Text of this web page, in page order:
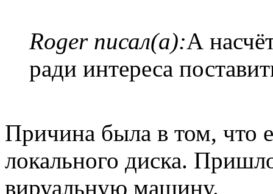
Roger писал(а):А
ради интереса
Причина была в том, что
локального диска.
вируальную машину.